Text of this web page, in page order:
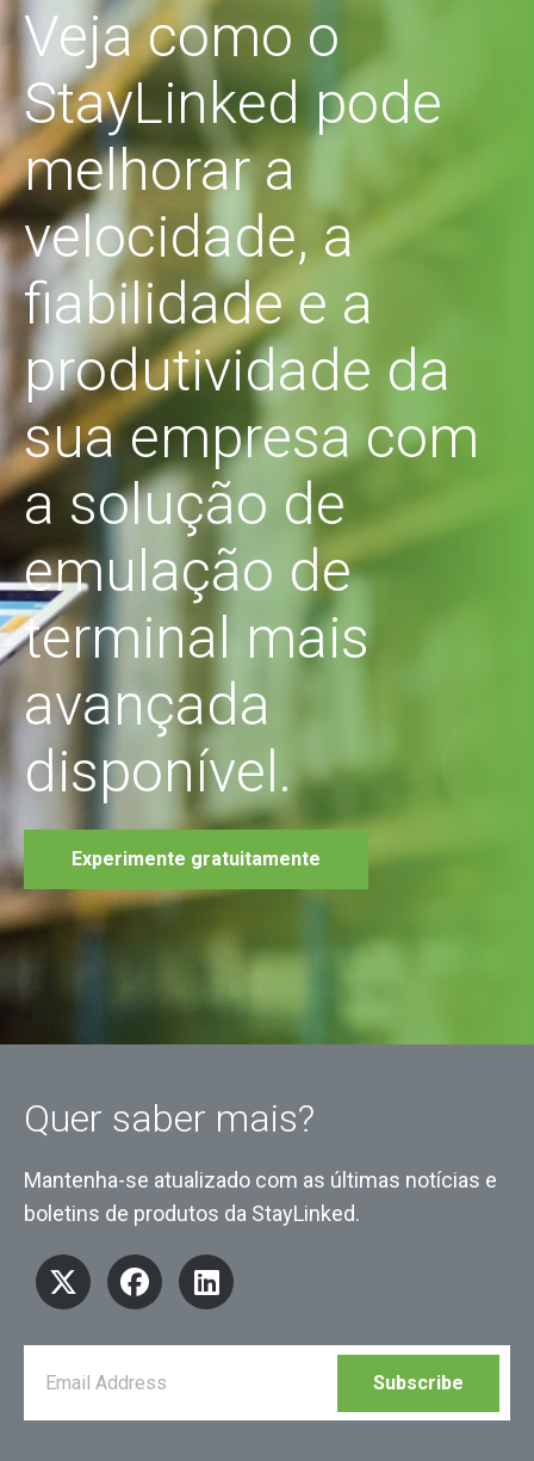
Veja como o
StayLinked pode
melhorar a
velocidade, a
fiabilidade e a
produtividade da
sua empresa com
a solução de
emulação de
terminal mais
avançada
disponível.
Experimente gratuitamente
Quer saber mais?
Mantenha-se atualizado com as últimas notícias e
boletins de produtos da StayLinked.